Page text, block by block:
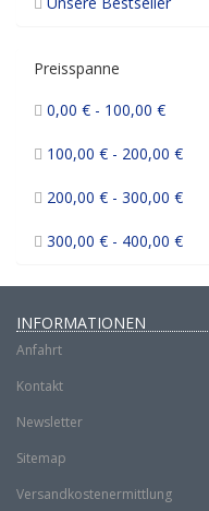
Preisspanne
0,00 € - 100,00 €
100,00 € - 200,00 €
200,00 € - 300,00 €
300,00 € - 400,00 €
INFORMATIONEN
Anfahrt
Kontakt
Newsletter
Sitemap
Versandkostenermittlung